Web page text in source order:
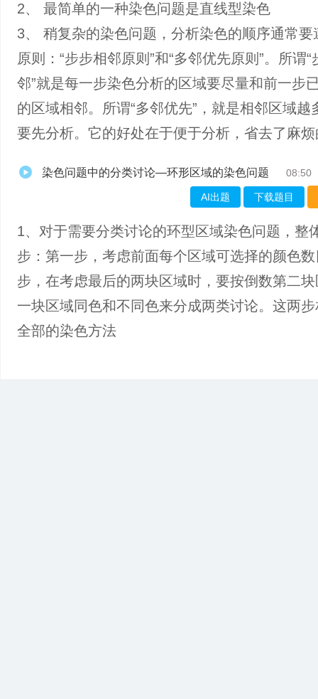
2、 最简单的一种染色问题是直线型染色
3、 稍复杂的染色问题，分析染色的顺序通常要
原则：“步步相邻原则”和“多邻优先原则”。所谓“
邻”就是每一步染色分析的区域要尽量和前一步
的区域相邻。所谓“多邻优先”，就是相邻区域越
要先分析。它的好处在于便于分析，省去了麻
染色问题中的分类讨论—环形区域的染色问题 08:50
AI出题 下载题目
1、对于需要分类讨论的环型区域染色问题，整
步：第一步，考虑前面每个区域可选择的颜色
步，在考虑最后的两块区域时，要按倒数第二
一块区域同色和不同色来分成两类讨论。这两
全部的染色方法